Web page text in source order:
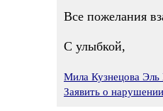
Все пожелания
С улыбкой,
Мила Кузнецова Эль
Заявить о нарушении